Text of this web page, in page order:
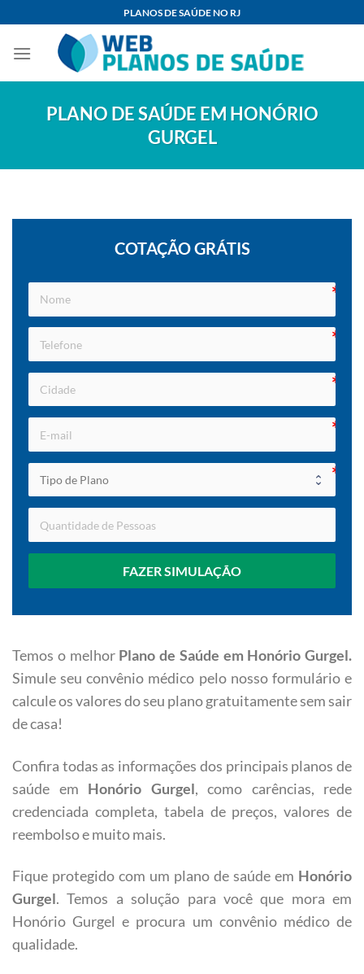
content
PLANOS DE SAÚDE NO RJ
PLANO DE SAÚDE EM HONÓRIO
GURGEL
COTAÇÃO GRÁTIS
FAZER SIMULAÇÃO
Temos o melhorPlano de Saúde em Honório Gurgel.
Simule seu convênio médico pelo nosso formulário e
calcule os valores do seu plano gratuitamente sem sair
de casa!
Confira todas as informações dos principais planos de
saúde em Honório Gurgel, como carências, rede
credenciada completa, tabela de preços, valores de
reembolso e muito mais.
Fique protegido com um plano de saúde em Honório
Gurgel. Temos a solução para você que mora em
Honório Gurgel e procura um convênio médico de
qualidade.